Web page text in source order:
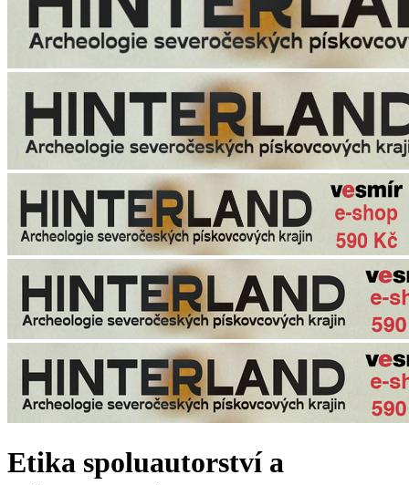
Etika spoluautorství a